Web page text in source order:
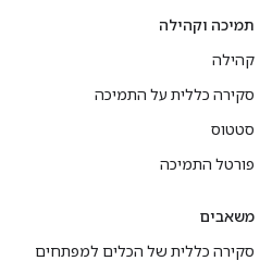
תמיכה וקהילה
קהילה
סקירה כללית על התמיכה
סטטוס
פורטל התמיכה
משאבים
סקירה כללית של הכלים למפתחים